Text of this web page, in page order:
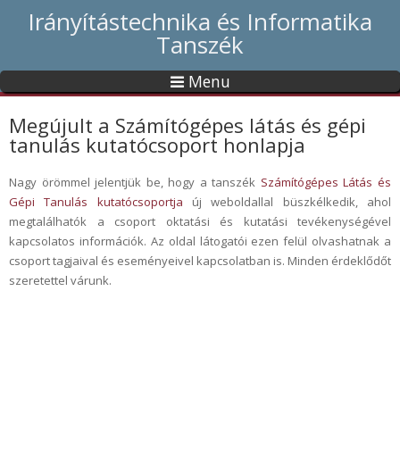
Irányítástechnika és Informatika
Tanszék
Menu
Megújult a Számítógépes látás és gépi
tanulás kutatócsoport honlapja
Nagy örömmel jelentjük be, hogy a tanszék Számítógépes Látás és
Gépi Tanulás kutatócsoportja új weboldallal büszkélkedik, ahol
megtalálhatók a csoport oktatási és kutatási tevékenységével
kapcsolatos információk. Az oldal látogatói ezen felül olvashatnak a
csoport tagjaival és eseményeivel kapcsolatban is. Minden érdeklődőt
szeretettel várunk.